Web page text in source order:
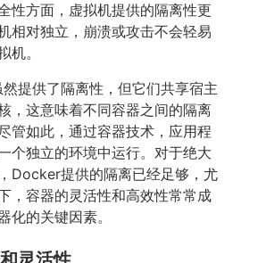
性方面，虚拟机提供的隔离性更
相对独立，崩溃或攻击不会轻易
机。
提供了隔离性，但它们共享宿主
，这意味着不同容器之间的隔离
管如此，通过容器技术，应用程
个独立的环境中运行。对于绝大
Docker提供的隔离已经足够，尤
，容器的灵活性和高效性常常成
化的关键因素。